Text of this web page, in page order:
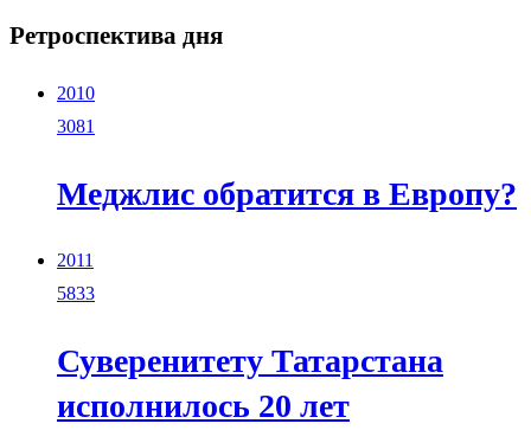
Ретроспектива дня
2010
3081
Меджлис обратится в Европу?
2011
5833
Суверенитету Татарстана
исполнилось 20 лет